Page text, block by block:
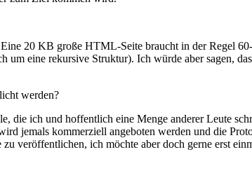
Eine 20 KB große HTML-Seite braucht in der
eine rekursive Struktur). Ich würde aber sagen,
werden?
die ich und hoffentlich eine Menge anderer Leute
jemals kommerziell angeboten werden und die
veröffentlichen, ich möchte aber doch gerne erst